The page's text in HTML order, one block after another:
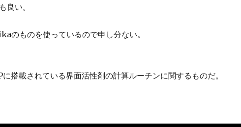
い。
のものを使っているので申し分ない。
搭載されている界面活性剤の計算ルーチンに関するものだ。